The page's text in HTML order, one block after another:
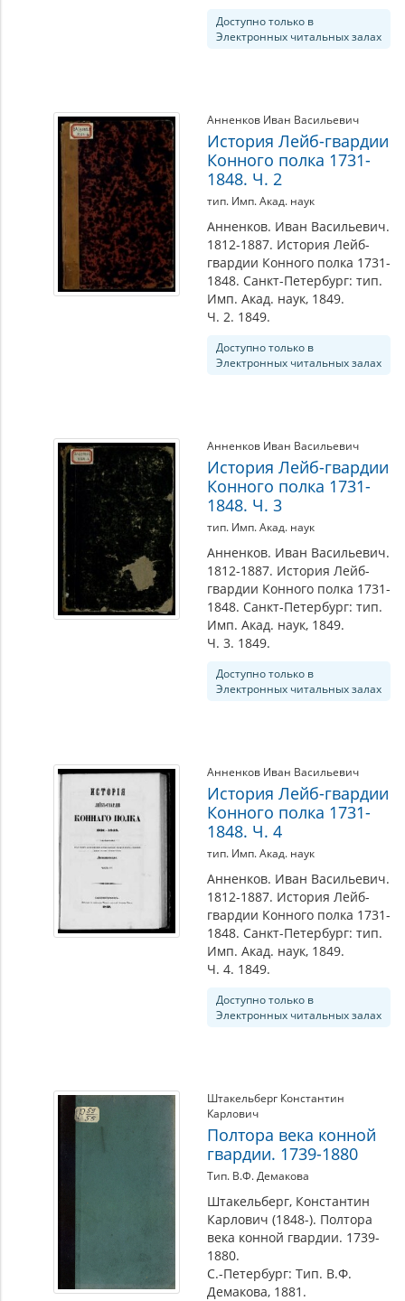
Доступно только в
Электронных читальных залах
Анненков Иван Васильевич
История Лейб-гвардии
Конного полка 1731-
1848. Ч. 2
тип. Имп. Акад. наук
Анненков. Иван Васильевич.
1812-1887. История Лейб-
гвардии Конного полка 1731-
1848. Санкт-Петербург: тип.
Имп. Акад. наук, 1849.
Ч. 2. 1849.
Доступно только в
Электронных читальных залах
Анненков Иван Васильевич
История Лейб-гвардии
Конного полка 1731-
1848. Ч. 3
тип. Имп. Акад. наук
Анненков. Иван Васильевич.
1812-1887. История Лейб-
гвардии Конного полка 1731-
1848. Санкт-Петербург: тип.
Имп. Акад. наук, 1849.
Ч. 3. 1849.
Доступно только в
Электронных читальных залах
Анненков Иван Васильевич
История Лейб-гвардии
Конного полка 1731-
1848. Ч. 4
тип. Имп. Акад. наук
Анненков. Иван Васильевич.
1812-1887. История Лейб-
гвардии Конного полка 1731-
1848. Санкт-Петербург: тип.
Имп. Акад. наук, 1849.
Ч. 4. 1849.
Доступно только в
Электронных читальных залах
Штакельберг Константин
Карлович
Полтора века конной
гвардии. 1739-1880
Тип. В.Ф. Демакова
Штакельберг, Константин
Карлович (1848-). Полтора
века конной гвардии. 1739-
1880.
С.-Петербург: Тип. В.Ф.
Демакова, 1881.